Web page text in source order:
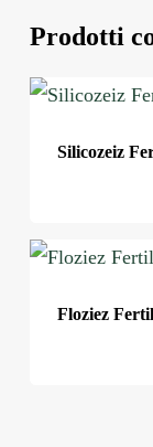
Prodotti
Silicozeiz
Floziez